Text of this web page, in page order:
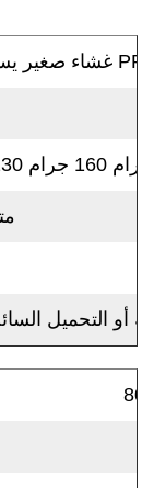
PP PE غشاء صغير يسهل اختراقه PP
التحميل
80